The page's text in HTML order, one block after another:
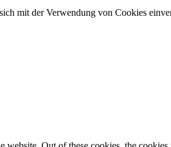
mit der Verwendung von Cookies